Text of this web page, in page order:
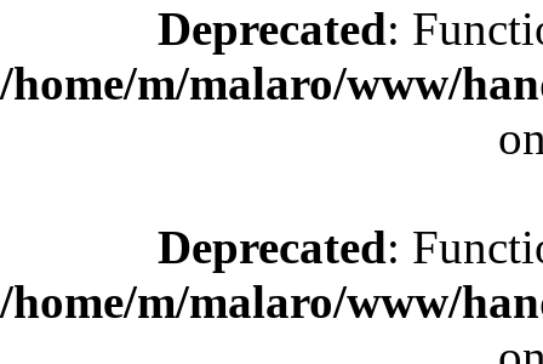
Deprecated:
/home/m/malaro/www/
Deprecated:
/home/m/malaro/www/